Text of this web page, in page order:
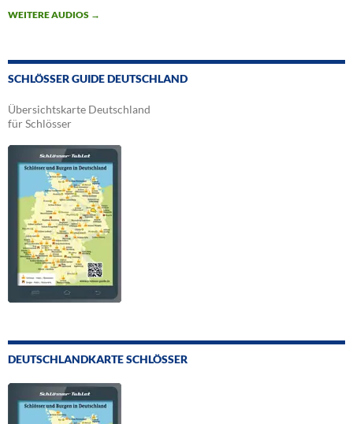
WEITERE AUDIOS →
SCHLÖSSER GUIDE DEUTSCHLAND
Übersichtskarte Deutschland
für Schlösser
DEUTSCHLANDKARTE SCHLÖSSER